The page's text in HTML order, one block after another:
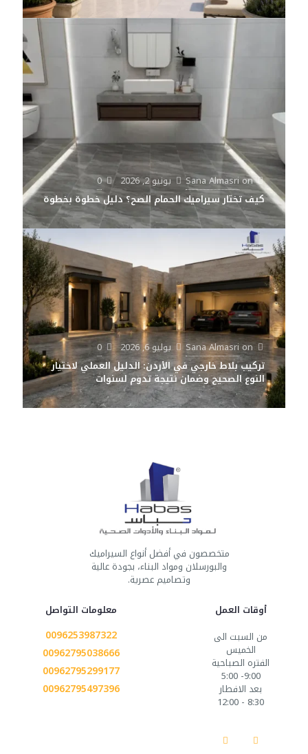
Sana Almasrion يونيو 2, 2026
0
كيف تختار سيراميك الحمام الصح؟ دليل خطوة بخطوة
Sana Almasri on يوليو 6, 2026
0
تركيب بلاط خارجي في الأردن: الدليل العملي لاختيار
النوع الصحيح وضمان نتيجة تدوم لسنوات
متخصصون في أفضل أنواع السيراميك
والبورسلان ومواد البناء، بجودة عالية
وتصاميم عصرية.
أوقات العمل
من السبت الى
الخميس
الفتره الصباحية
9:00- 5:00
بعد الافطار
8:30 - 12:00
معلومات التواصل
0096253987322
00962795038666
00962795299177
00962795497396